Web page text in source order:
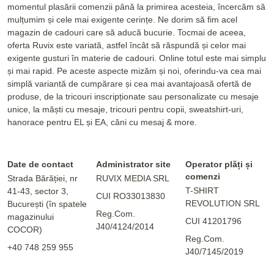
momentul plasării comenzii până la primirea acesteia, încercăm să
mulțumim și cele mai exigente cerințe. Ne dorim să fim acel
magazin de cadouri care să aducă bucurie. Tocmai de aceea,
oferta Ruvix este variată, astfel încât să răspundă și celor mai
exigente gusturi în materie de cadouri. Online totul este mai simplu
și mai rapid. Pe aceste aspecte mizăm și noi, oferindu-va cea mai
simplă variantă de cumpărare și cea mai avantajoasă ofertă de
produse, de la tricouri inscripționate sau personalizate cu mesaje
unice, la măști cu mesaje, tricouri pentru copii, sweatshirt-uri,
hanorace pentru EL și EA, căni cu mesaj & more.
Date de contact
Strada Bărăției, nr
41-43, sector 3,
București (în spatele
magazinului
COCOR)
+40 748 259 955
Administrator site
RUVIX MEDIA SRL
CUI RO33013830
Reg.Com.
J40/4124/2014
Operator plăți și
comenzi
T-SHIRT
REVOLUTION SRL
CUI 41201796
Reg.Com.
J40/7145/2019